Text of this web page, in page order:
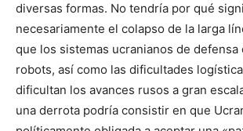
diversas formas. No tendría por qué
necesariamente el colapso de la larga
que los sistemas ucranianos de
robots, así como las dificultades
dificultan los avances rusos a gran
una derrota podría consistir en que